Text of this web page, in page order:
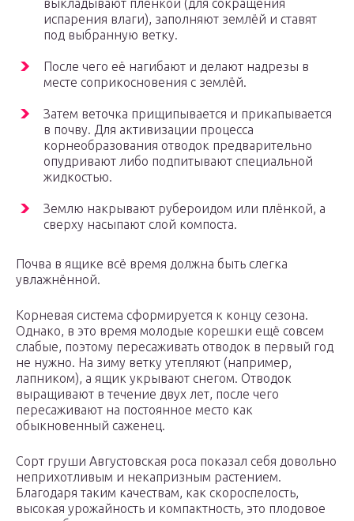
выкладывают плёнкой (для сокращения
испарения влаги), заполняют землёй и ставят
под выбранную ветку.
После чего её нагибают и делают надрезы в
месте соприкосновения с землёй.
Затем веточка прищипывается и прикапывается
в почву. Для активизации процесса
корнеобразования отводок предварительно
опудривают либо подпитывают специальной
жидкостью.
Землю накрывают рубероидом или плёнкой, а
сверху насыпают слой компоста.
Почва в ящике всё время должна быть слегка
увлажнённой.
Корневая система сформируется к концу сезона.
Однако, в это время молодые корешки ещё совсем
слабые, поэтому пересаживать отводок в первый год
не нужно. На зиму ветку утепляют (например,
лапником), а ящик укрывают снегом. Отводок
выращивают в течение двух лет, после чего
пересаживают на постоянное место как
обыкновенный саженец.
Сорт груши Августовская роса показал себя довольно
неприхотливым и некапризным растением.
Благодаря таким качествам, как скороспелость,
высокая урожайность и компактность, это плодовое